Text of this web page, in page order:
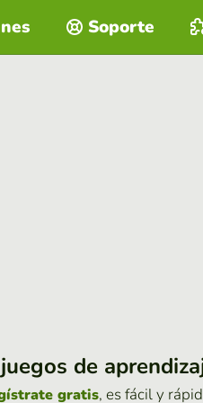
Soporte
de
gratis, es fácil y